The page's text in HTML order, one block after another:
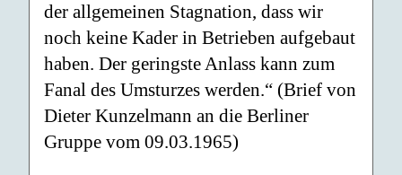
der allgemeinen Stagnation, dass wir
noch keine Kader in Betrieben aufgebaut
haben. Der geringste Anlass kann zum
Fanal des Umsturzes werden.“ (Brief von
Dieter Kunzelmann an die Berliner
Gruppe vom 09.03.1965)